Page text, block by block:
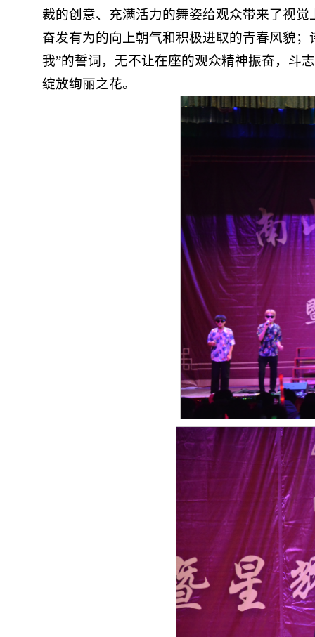
裁的创意、充满活力的舞姿给观众带来了视
奋发有为的向上朝气和积极进取的青春风貌
我”的誓词，无不让在座的观众精神振奋，斗
绽放绚丽之花。